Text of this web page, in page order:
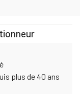
plus de 40 ans